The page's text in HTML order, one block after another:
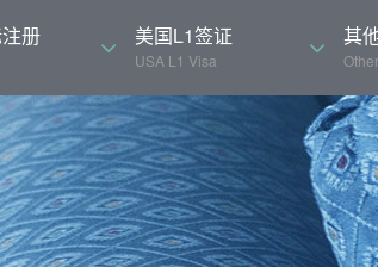
册 美国L1签证
USA L1 Visa
其